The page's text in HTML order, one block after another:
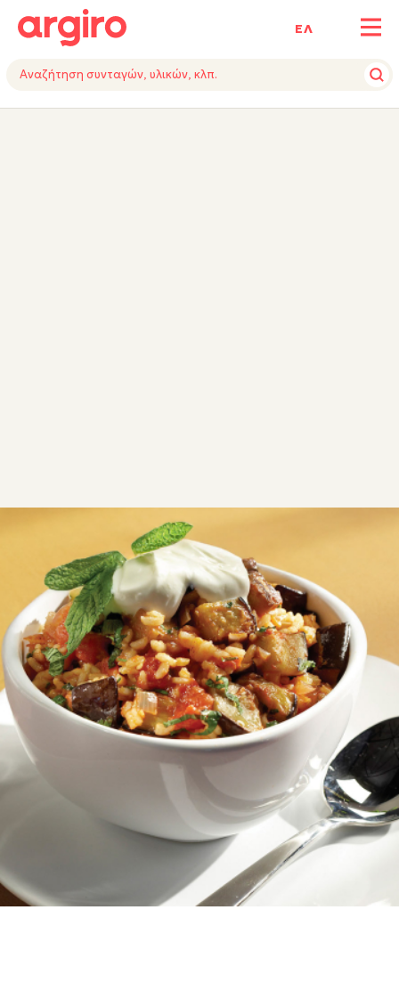
ΕΛ
ΥΛΙΚΑΕΚΤΕΛΕΣΗΕΞΟΠΛΙΣΜΟΣ
ΡΥΖΙ
Μελιτζανοπίλαφο
Αυτό το μελιτζανοπίλαφο σκέτο ή με γιαούρτι, είναι
απλά πεντανόστιμο! Φτιάξτε το με την πρώτη
ευκαιρία.
VG V
Εύκολη 0:40
10 λεπτά 30 λεπτά